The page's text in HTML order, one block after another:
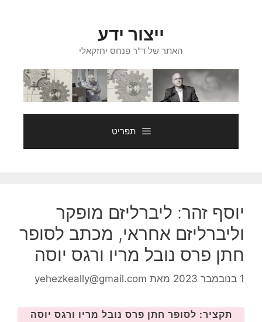
ייצור ידע
האתר של ד"ר פנחס יחזקאלי
תפריט
יוסף זהר: ליברליזם מופקר
וליברליזם אחראי, מכתב לסופר
חתן פרס נובל מריו ורגס יוסה
1 בנובמבר 2023 מאת yehezkeally@gmail.com
תקציר: לסופר חתן פרס נובל מריו ורגס יוסה